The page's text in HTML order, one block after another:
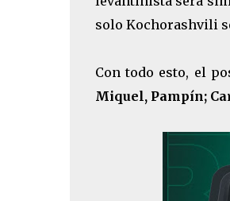
solo Kochorashvili
Con todo esto, el
Miquel, Pampín;